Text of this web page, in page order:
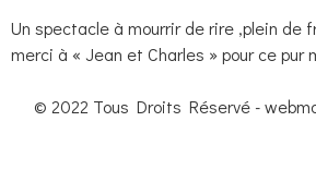
Un spectacle à mourrir de rire ,plein de
merci à « Jean et Charles » pour ce pur
© 2022 Tous Droits Réservé -